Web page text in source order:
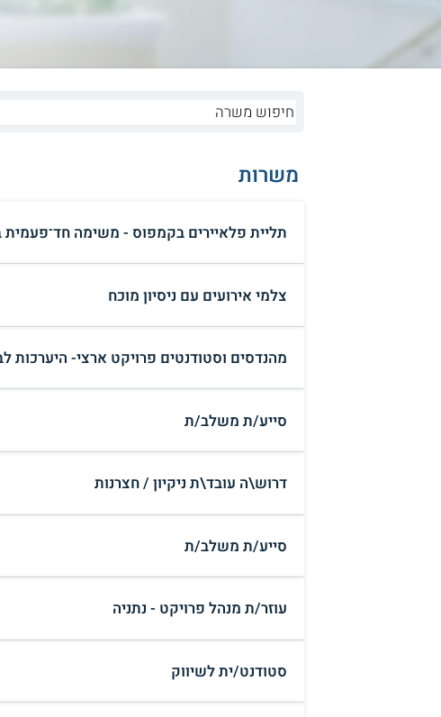
משרות
תליית פלאיירים בקמפוס - משימה
צלמי אירועים עם ניסיון מוכח
מהנדסים וסטודנטים פרויקט ארצי- היערכות
סייע/ת משלב/ת
דרוש\ה עובד\ת ניקיון / חצרנות
סייע/ת משלב/ת
עוזר/ת מנהל פרויקט - נתניה
סטודנט/ית לשיווק